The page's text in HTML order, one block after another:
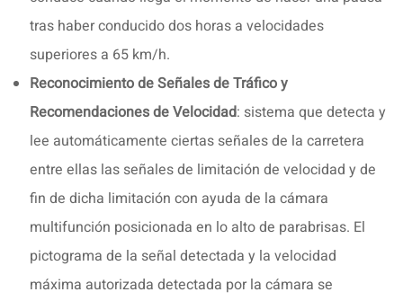
tras haber conducido dos horas a velocidades
superiores a 65 km/h.
Reconocimiento de Señales de Tráfico y
Recomendaciones de Velocidad: sistema que detecta y
lee automáticamente ciertas señales de la carretera
entre ellas las señales de limitación de velocidad y de
fin de dicha limitación con ayuda de la cámara
multifunción posicionada en lo alto de parabrisas. El
pictograma de la señal detectada y la velocidad
máxima autorizada detectada por la cámara se